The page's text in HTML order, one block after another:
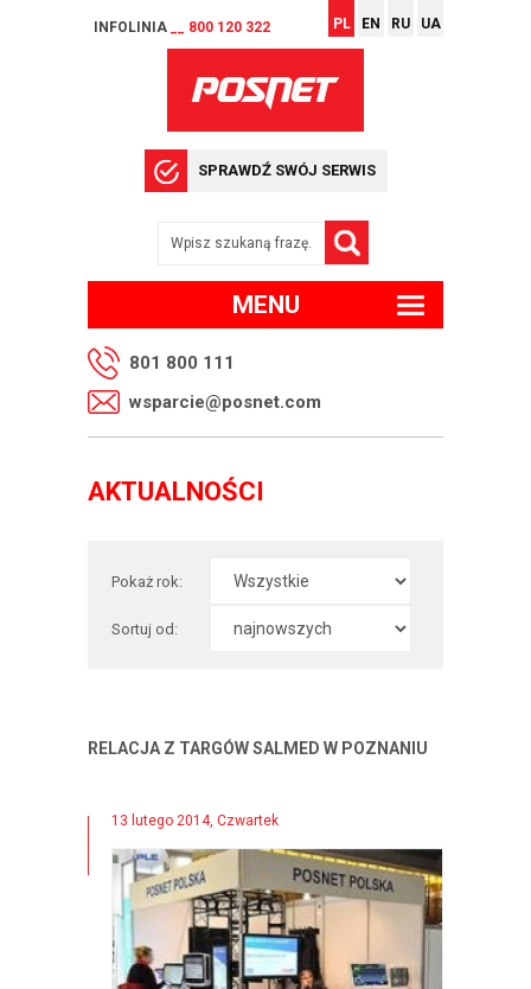
INFOLINIA __ 800 120 322 PL EN RU UA
SPRAWDŹ SWÓJ SERWIS
MENU
801 800 111
wsparcie@posnet.com
AKTUALNOŚCI
Pokaż rok:
Sortuj od:
RELACJA Z TARGÓW SALMED W POZNANIU
13 lutego 2014, Czwartek